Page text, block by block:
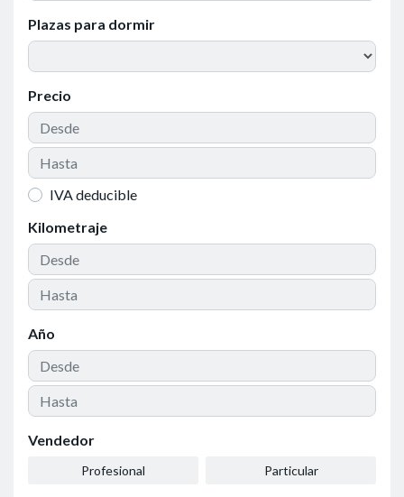
Plazas para dormir
Precio
IVA deducible
Kilometraje
Año
Vendedor
Profesional Particular